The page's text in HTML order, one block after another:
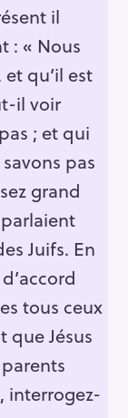
il
: « Nous
qu’il est
il voir
; et qui
pas
grand
Juifs. En
tous ceux
Jésus
interrogez-